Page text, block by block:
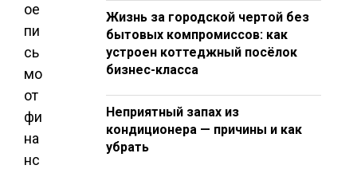
ое
пи
сь
мо
от
фи
на
нс
Жизнь за городской чертой без
бытовых компромиссов: как
устроен коттеджный посёлок
бизнес-класса
Неприятный запах из
кондиционера — причины и как
убрать